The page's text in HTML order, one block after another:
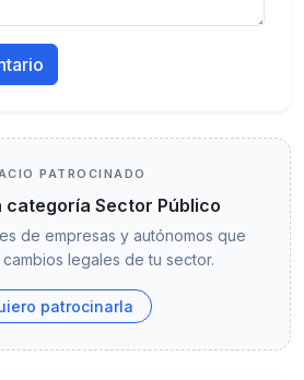
PATROCINADO
categoría Sector Público
de empresas y autónomos que
legales de tu sector.
patrocinarla